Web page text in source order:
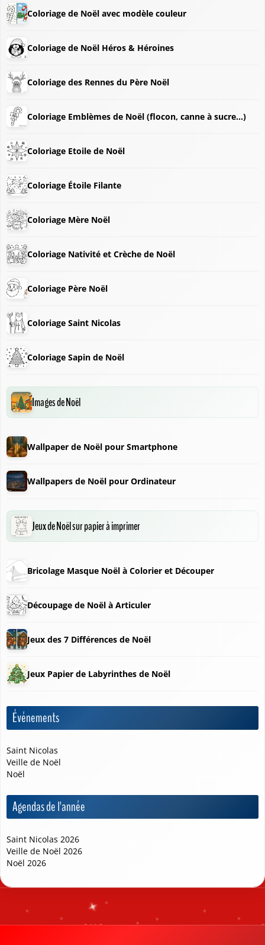
Coloriage de Noël avec modèle couleur
Coloriage de Noël Héros & Héroines
Coloriage des Rennes du Père Noël
Coloriage Emblèmes de Noël (flocon, canne à sucre...)
Coloriage Etoile de Noël
Coloriage Étoile Filante
Coloriage Mère Noël
Coloriage Nativité et Crèche de Noël
Coloriage Père Noël
Coloriage Saint Nicolas
Coloriage Sapin de Noël
Images de Noël
Wallpaper de Noël pour Smartphone
Wallpapers de Noël pour Ordinateur
Jeux de Noël sur papier à imprimer
Bricolage Masque Noël à Colorier et Découper
Découpage de Noël à Articuler
Jeux des 7 Différences de Noël
Jeux Papier de Labyrinthes de Noël
Événements
Saint Nicolas
Veille de Noël
Noël
Agendas de l'année
Saint Nicolas 2026
Veille de Noël 2026
Noël 2026